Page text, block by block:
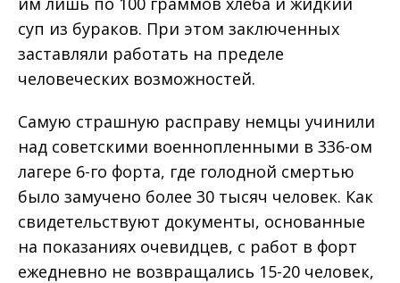
суп из бураков. При этом заключенных
заставляли работать на пределе
человеческих возможностей.
Самую страшную расправу немцы учинили
над советскими военнопленными в 336-ом
лагере 6-го форта, где голодной смертью
было замучено более 30 тысяч человек. Как
свидетельствуют документы, основанные
на показаниях очевидцев, с работ в форт
ежедневно не возвращались 15-20 человек,